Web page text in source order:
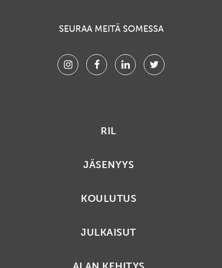
SEURAA MEITÄ SOMESSA
InstagramFacebookLinkedinTwitter
RIL
JÄSENYYS
KOULUTUS
JULKAISUT